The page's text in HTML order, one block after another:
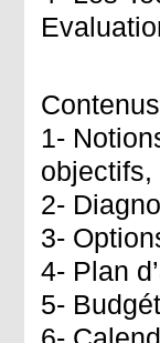
1-
2-
3-
4- Plan
5-